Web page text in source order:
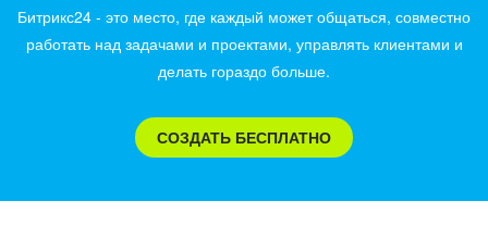
Битрикс24 - это место, где каждый может общаться, совместно
работать над задачами и проектами, управлять клиентами и
делать гораздо больше.
СОЗДАТЬ БЕСПЛАТНО